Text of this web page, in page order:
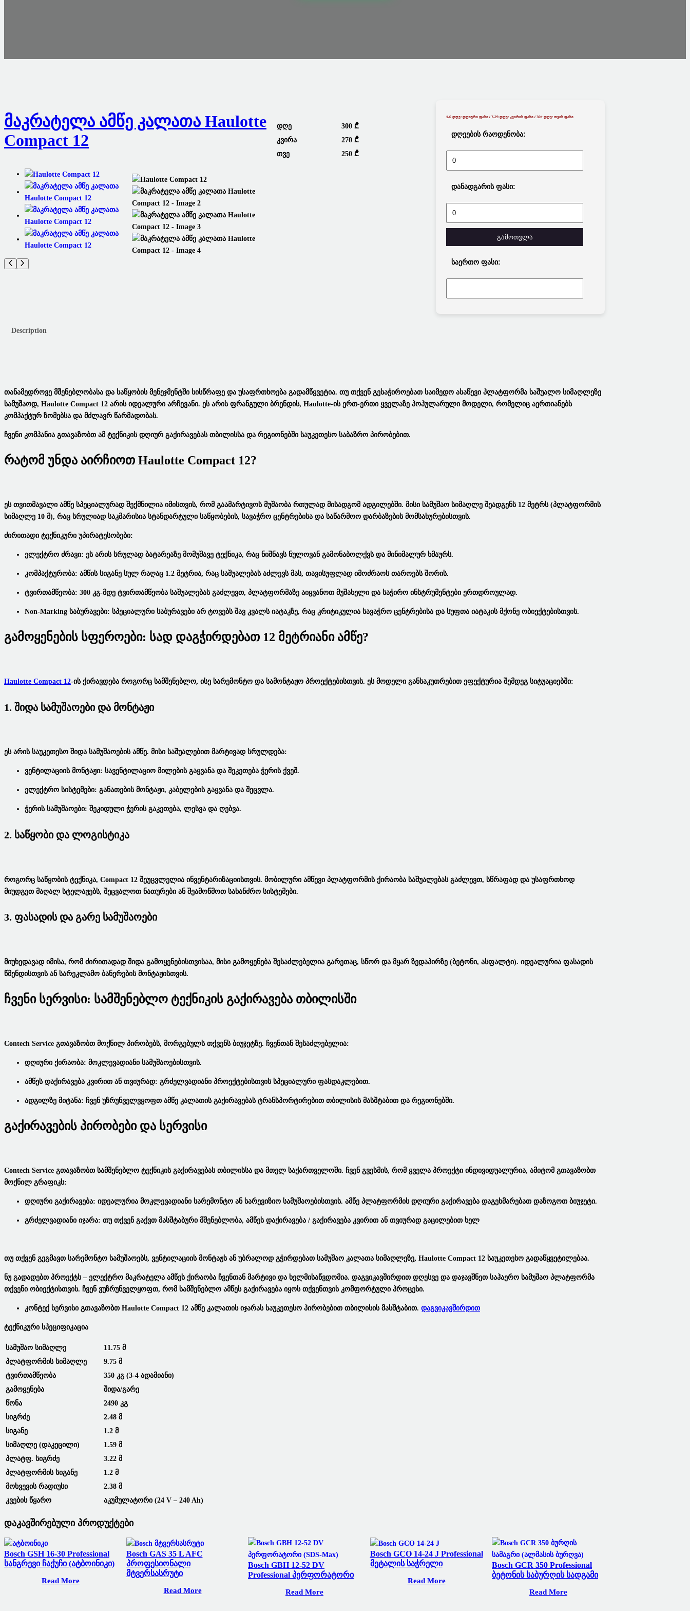
Მაკრატელა Ამწე Კალათა Haulotte
Compact 12
Დღე
300 ₾
Კვირა
270 ₾
Თვე
250 ₾
1-6 Დღე: Დღიური Ფასი / 7-29 Დღე: Კვირის Ფასი / 30+ Დღე: Თვის Ფასი
Დღეების Რაოდენობა:
Დანადგარის Ფასი:
გამოთვლა
Საერთო Ფასი:
Description
Თანამედროვე Მშენებლობასა Და Საწყობის Მენეჯმენტში Სისწრაფე Და Უსაფრთხოება Გადამწყვეტია. Თუ Თქვენ Გესაჭიროებათ Საიმედო Ასაწევი Პლატფორმა Საშუალო Სიმაღლეზე
Სამუშაოდ, Haulotte Compact 12 Არის Იდეალური Არჩევანი. Ეს Არის Ფრანგული Ბრენდის, Haulotte-ის Ერთ-Ერთი Ყველაზე Პოპულარული Მოდელი, Რომელიც Აერთიანებს
Კომპაქტურ Ზომებსა Და Მძლავრ Წარმადობას.
Ჩვენი Კომპანია Გთავაზობთ Ამ Ტექნიკის Დღიურ ᲒაქირავებასᲗბილისსა Და Რეგიონებში Საუკეთესო Საბაზრო Პირობებით.
Რატომ Უნდა Აირჩიოთ Haulotte Compact 12?
Ეს Თვითმავალი Ამწე Სპეციალურად Შექმნილია Იმისთვის, Რომ Გაამარტივოს Მუშაობა Რთულად Მისადგომ Ადგილებში. Მისი Სამუშაო Სიმაღლე Შეადგენს 12 Მეტრს (პლატფორმის
Სიმაღლე 10 Მ), Რაც Სრულიად Საკმარისია Სტანდარტული Საწყობების, Სავაჭრო Ცენტრებისა Და Საწარმოო Დარბაზების Მომსახურებისთვის.
Ძირითადი Ტექნიკური Უპირატესობები:
Ელექტრო Ძრავი: Ეს Არის Სრულად Ბატარეაზე Მომუშავე Ტექნიკა, Რაც Ნიშნავს Ნულოვან Გამონაბოლქვს Და Მინიმალურ Ხმაურს.
Კომპაქტურობა: Ამწის Სიგანე Სულ Რაღაც 1.2 Მეტრია, Რაც Საშუალებას Აძლევს Მას, Თავისუფლად Იმოძრაოს Თაროებს Შორის.
Ტვირთამწეობა: 300 Კგ-Მდე Ტვირთამწეობა Საშუალებას Გაძლევთ, Პლატფორმაზე Აიყვანოთ Მუშახელი Და Საჭირო Ინსტრუმენტები Ერთდროულად.
Non-Marking Საბურავები: Სპეციალური Საბურავები Არ Ტოვებს Შავ Კვალს Იატაკზე, Რაც Კრიტიკულია Სავაჭრო Ცენტრებისა Და Სუფთა Იატაკის Მქონე Ობიექტებისთვის.
Გამოყენების Სფეროები: Სად Დაგჭირდებათ 12 Მეტრიანი Ამწე?
Haulotte Compact 12-ის Ქირავდება Როგორც Სამშენებლო, Ისე Სარემონტო Და Სამონტაჟო Პროექტებისთვის. Ეს Მოდელი Განსაკუთრებით Ეფექტურია Შემდეგ Სიტუაციებში:
1. Შიდა Სამუშაოები Და Მონტაჟი
Ეს Არის Საუკეთესო Შიდა Სამუშაოების Ამწე. Მისი Საშუალებით Მარტივად Სრულდება:
Ვენტილაციის Მონტაჟი: Სავენტილაციო Მილების Გაყვანა Და Შეკეთება Ჭერის Ქვეშ.
Ელექტრო Სისტემები: Განათების Მონტაჟი, Კაბელების Გაყვანა Და Შეცვლა.
Ჭერის Სამუშაოები: Შეკიდული Ჭერის Გაკეთება, Ლესვა Და Ღებვა.
2. Საწყობი Და Ლოგისტიკა
Როგორც Საწყობის Ტექნიკა, Compact 12 Შეუცვლელია Ინვენტარიზაციისთვის. Მობილური Ამწევი Პლატფორმის Ქირაობა Საშუალებას Გაძლევთ, Სწრაფად Და Უსაფრთხოდ
Მიუდგეთ Მაღალ Სტელაჟებს, Შეცვალოთ Ნათურები Ან Შეამოწმოთ Სახანძრო Სისტემები.
3. Ფასადის Და Გარე Სამუშაოები
Მიუხედავად Იმისა, Რომ Ძირითადად Შიდა Გამოყენებისთვისაა, Მისი Გამოყენება Შესაძლებელია Გარეთაც, Სწორ Და Მყარ Ზედაპირზე (ბეტონი, Ასფალტი). Იდეალურია Ფასადის
Წმენდისთვის Ან Სარეკლამო Ბანერების Მონტაჟისთვის.
Ჩვენი Სერვისი: Სამშენებლო Ტექნიკის Გაქირავება Თბილისში
Contech Service Გთავაზობთ Მოქნილ Პირობებს, Მორგებულს Თქვენს Ბიუჯეტზე. Ჩვენთან Შესაძლებელია:
Დღიური Ქირაობა: Მოკლევადიანი Სამუშაოებისთვის.
Ამწეს Დაქირავება Კვირით Ან Თვიურად: Გრძელვადიანი Პროექტებისთვის Სპეციალური Ფასდაკლებით.
Ადგილზე Მიტანა: Ჩვენ Უზრუნველვყოფთ Ამწე Კალათის ᲒაქირავებასᲢრანსპორტირებით Თბილისის Მასშტაბით Და Რეგიონებში.
Გაქირავების Პირობები Და Სერვისი
Contech Service Გთავაზობთ Სამშენებლო Ტექნიკის ᲒაქირავებასᲗბილისსა Და Მთელ Საქართველოში. Ჩვენ Გვესმის, Რომ Ყველა Პროექტი Ინდივიდუალურია, Ამიტომ Გთავაზობთ
Მოქნილ Გრაფიკს:
Დღიური Გაქირავება: Იდეალურია Მოკლევადიანი Სარემონტო Ან Სარევიზიო Სამუშაოებისთვის. Ამწე Პლატფორმის Დღიური Გაქირავება Დაგეხმარებათ Დაზოგოთ Ბიუჯეტი.
Გრძელვადიანი Იჯარა: Თუ Თქვენ Გაქვთ Მასშტაბური Მშენებლობა, Ამწეს Დაქირავება / Გაქირავება Კვირით Ან Თვიურად Გაცილებით Ხელ
Თუ Თქვენ Გეგმავთ Სარემონტო Სამუშაოებს, Ვენტილაციის ᲛონტაჟსᲐნ Უბრალოდ Გჭირდებათ Სამუშაო Კალათა Სიმაღლეზე, Haulotte Compact 12 Საუკეთესო Გადაწყვეტილებაა.
Ნუ Გადადებთ Პროექტს – Ელექტრო Მაკრატელა Ამწეს Ქირაობა Ჩვენთან Მარტივი Და Ხელმისაწვდომია. Დაგვიკავშირდით Დღესვე Და Დაჯავშნეთ Საჰაერო Სამუშაო Პლატფორმა
Თქვენი Ობიექტისთვის. Ჩვენ Ვუზრუნველყოფთ, Რომ Სამშენებლო Ამწეს Გაქირავება Იყოს Თქვენთვის Კომფორტული Პროცესი.
Კონტექ Სერვისი Გთავაზობთ Haulotte Compact 12 Ამწე Კალათის Იჯარას Საუკეთესო Პირობებით Თბილისის Მასშტაბით. Დაგვიკავშირდით
Ტექნიკური Სპეციფიკაცია
Სამუშაო Სიმაღლე
11.75 Მ
Პლატფორმის Სიმაღლე
9.75 Მ
Ტვირთამწეობა
350 Კგ (3-4 Ადამიანი)
Გამოყენება
Შიდა/გარე
Წონა
2490 Კგ
Სიგრძე
2.48 Მ
Სიგანე
1.2 Მ
Სიმაღლე (დაკეცილი)
1.59 Მ
Პლატფ. Სიგრძე
3.22 Მ
Პლატფორმის Სიგანე
1.2 Მ
Მოხვევის Რადიუსი
2.38 Მ
Კვების Წყარო
Აკუმულატორი (24 V – 240 Ah)
Დაკავშირებული Პროდუქტები
Bosch GSH 16-30 Professional
Სანგრევი Ჩაქუჩი (ატბოინიკი)
Read More
Bosch GAS 35 L AFC
Პროფესიონალი
Მტვერსასრუტი
Read More
Bosch GBH 12-52 DV
Professional Პერფორატორი
Read More
Bosch GCO 14-24 J Professional
Მეტალის Საჭრელი
Read More
Bosch GCR 350 Professional
Ბეტონის Საბურღის Სადგამი
Read More